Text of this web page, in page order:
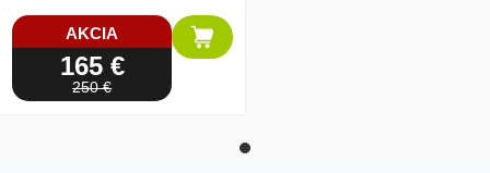
AKCIA
165 €
250 €